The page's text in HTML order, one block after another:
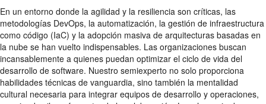
En un entorno donde la agilidad y la resiliencia son críticas, las
metodologías DevOps, la automatización, la gestión de infraestructura
como código (IaC) y la adopción masiva de arquitecturas basadas en
la nube se han vuelto indispensables. Las organizaciones buscan
incansablemente a quienes puedan optimizar el ciclo de vida del
desarrollo de software. Nuestro semiexperto no solo proporciona
habilidades técnicas de vanguardia, sino también la mentalidad
cultural necesaria para integrar equipos de desarrollo y operaciones,